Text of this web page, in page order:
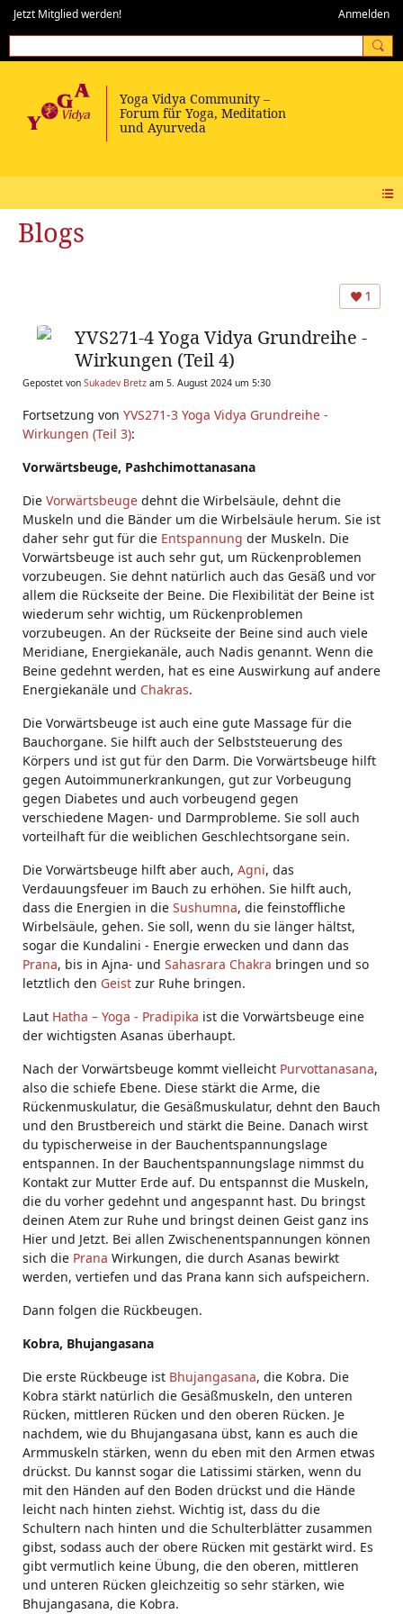
Jetzt Mitglied werden! Anmelden
Blogs
1
YVS271-4 Yoga Vidya Grundreihe -
Wirkungen (Teil 4)
Gepostet von Sukadev Bretz am 5. August 2024 um 5:30
Fortsetzung von YVS271-3 Yoga Vidya Grundreihe -
Wirkungen (Teil 3):
Vorwärtsbeuge, Pashchimottanasana
Die Vorwärtsbeuge dehnt die Wirbelsäule, dehnt die
Muskeln und die Bänder um die Wirbelsäule herum. Sie ist
daher sehr gut für die Entspannung der Muskeln. Die
Vorwärtsbeuge ist auch sehr gut, um Rückenproblemen
vorzubeugen. Sie dehnt natürlich auch das Gesäß und vor
allem die Rückseite der Beine. Die Flexibilität der Beine ist
wiederum sehr wichtig, um Rückenproblemen
vorzubeugen. An der Rückseite der Beine sind auch viele
Meridiane, Energiekanäle, auch Nadis genannt. Wenn die
Beine gedehnt werden, hat es eine Auswirkung auf andere
Energiekanäle und Chakras.
Die Vorwärtsbeuge ist auch eine gute Massage für die
Bauchorgane. Sie hilft auch der Selbststeuerung des
Körpers und ist gut für den Darm. Die Vorwärtsbeuge hilft
gegen Autoimmunerkrankungen, gut zur Vorbeugung
gegen Diabetes und auch vorbeugend gegen
verschiedene Magen- und Darmprobleme. Sie soll auch
vorteilhaft für die weiblichen Geschlechtsorgane sein.
Die Vorwärtsbeuge hilft aber auch, Agni, das
Verdauungsfeuer im Bauch zu erhöhen. Sie hilft auch,
dass die Energien in die Sushumna, die feinstoffliche
Wirbelsäule, gehen. Sie soll, wenn du sie länger hältst,
sogar die Kundalini - Energie erwecken und dann das
Prana, bis in Ajna- und Sahasrara Chakra bringen und so
letztlich den Geist zur Ruhe bringen.
Laut Hatha – Yoga - Pradipika ist die Vorwärtsbeuge eine
der wichtigsten Asanas überhaupt.
Nach der Vorwärtsbeuge kommt vielleicht Purvottanasana,
also die schiefe Ebene. Diese stärkt die Arme, die
Rückenmuskulatur, die Gesäßmuskulatur, dehnt den Bauch
und den Brustbereich und stärkt die Beine. Danach wirst
du typischerweise in der Bauchentspannungslage
entspannen. In der Bauchentspannungslage nimmst du
Kontakt zur Mutter Erde auf. Du entspannst die Muskeln,
die du vorher gedehnt und angespannt hast. Du bringst
deinen Atem zur Ruhe und bringst deinen Geist ganz ins
Hier und Jetzt. Bei allen Zwischenentspannungen können
sich die Prana Wirkungen, die durch Asanas bewirkt
werden, vertiefen und das Prana kann sich aufspeichern.
Dann folgen die Rückbeugen.
Kobra, Bhujangasana
Die erste Rückbeuge ist Bhujangasana, die Kobra. Die
Kobra stärkt natürlich die Gesäßmuskeln, den unteren
Rücken, mittleren Rücken und den oberen Rücken. Je
nachdem, wie du Bhujangasana übst, kann es auch die
Armmuskeln stärken, wenn du eben mit den Armen etwas
drückst. Du kannst sogar die Latissimi stärken, wenn du
mit den Händen auf den Boden drückst und die Hände
leicht nach hinten ziehst. Wichtig ist, dass du die
Schultern nach hinten und die Schulterblätter zusammen
gibst, sodass auch der obere Rücken mit gestärkt wird. Es
gibt vermutlich keine Übung, die den oberen, mittleren
und unteren Rücken gleichzeitig so sehr stärken, wie
Bhujangasana, die Kobra.